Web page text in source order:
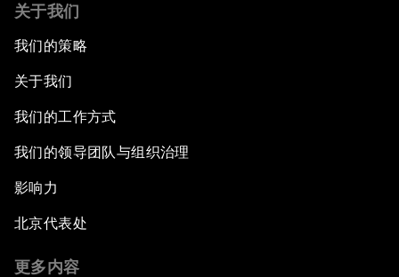
关于我们
我们的策略
关于我们
我们的工作方式
我们的领导团队与组织治理
影响力
北京代表处
更多内容